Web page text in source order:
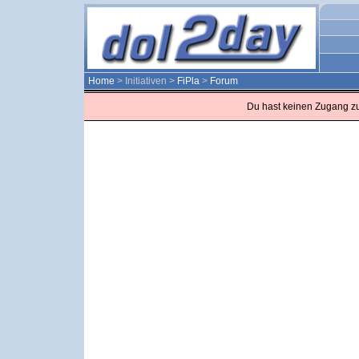
Home > Initiativen > FiPla > Forum
Du hast keinen Zugang